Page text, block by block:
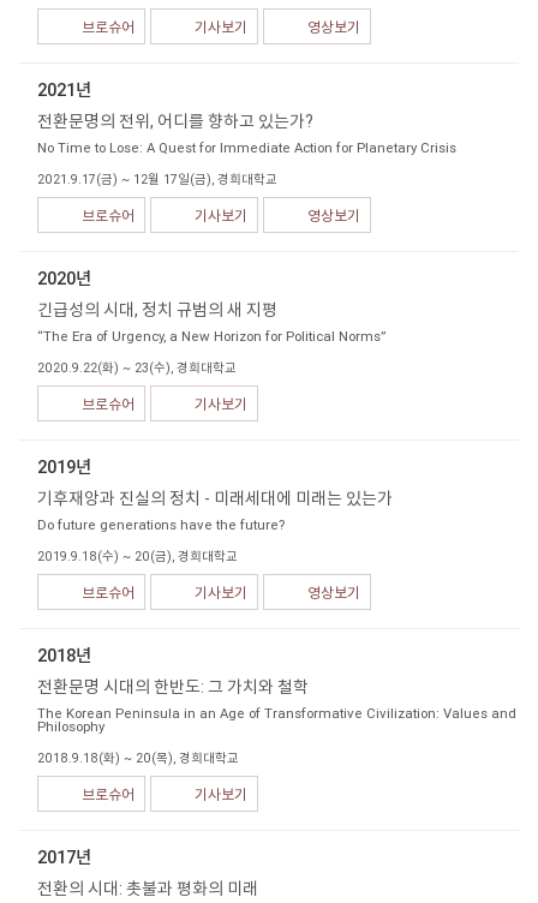
브로슈어 기사보기 영상보기
2021년
전환문명의 전위, 어디를 향하고 있는가?
No Time to Lose: A Quest for Immediate Action for Planetary Crisis
2021.9.17(금) ~ 12월 17일(금), 경희대학교
브로슈어 기사보기 영상보기
2020년
긴급성의 시대, 정치 규범의 새 지평
“The Era of Urgency, a New Horizon for Political Norms”
2020.9.22(화) ~ 23(수), 경희대학교
브로슈어 기사보기
2019년
기후재앙과 진실의 정치 - 미래세대에 미래는 있는가
Do future generations have the future?
2019.9.18(수) ~ 20(금), 경희대학교
브로슈어 기사보기 영상보기
2018년
전환문명 시대의 한반도: 그 가치와 철학
The Korean Peninsula in an Age of Transformative Civilization: Values and
Philosophy
2018.9.18(화) ~ 20(목), 경희대학교
브로슈어 기사보기
2017년
전환의 시대: 촛불과 평화의 미래